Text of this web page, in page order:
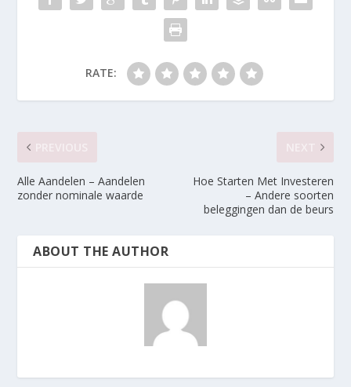
RATE:
Alle Aandelen – Aandelen
zonder nominale waarde
Hoe Starten Met Investeren
– Andere soorten
beleggingen dan de beurs
ABOUT THE AUTHOR